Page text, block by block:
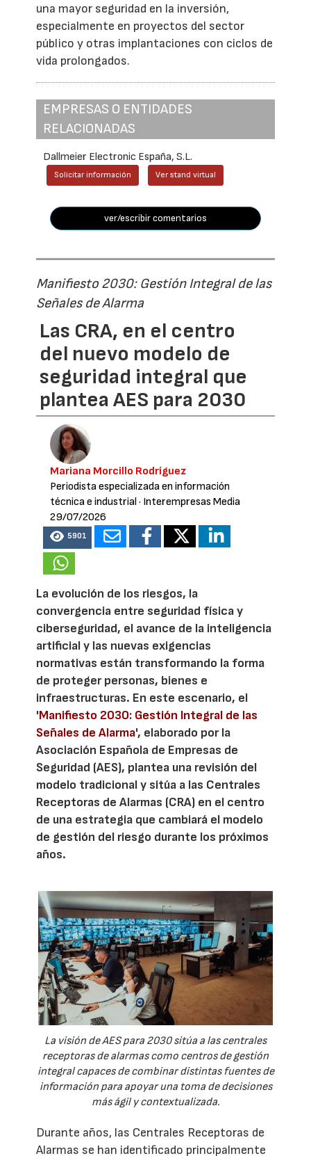
una mayor seguridad en la inversión,
especialmente en proyectos del sector
público y otras implantaciones con ciclos de
vida prolongados.
EMPRESAS O ENTIDADES
RELACIONADAS
Dallmeier Electronic España, S.L.
Solicitar información Ver stand virtual
ver/escribir comentarios
Manifiesto 2030: Gestión Integral de las
Señales de Alarma
Las CRA, en el centro
del nuevo modelo de
seguridad integral que
plantea AES para 2030
Mariana Morcillo Rodríguez
Periodista especializada en información
técnica e industrial· Interempresas Media
29/07/2026
5901
La evolución de los riesgos, la
convergencia entre seguridad física y
ciberseguridad, el avance de la inteligencia
artificial y las nuevas exigencias
normativas están transformando la forma
de proteger personas, bienes e
infraestructuras. En este escenario, el
'Manifiesto 2030: Gestión Integral de las
Señales de Alarma', elaborado por la
Asociación Española de Empresas de
Seguridad (AES), plantea una revisión del
modelo tradicional y sitúa a las Centrales
Receptoras de Alarmas (CRA) en el centro
de una estrategia que cambiará el modelo
de gestión del riesgo durante los próximos
años.
La visión de AES para 2030 sitúa a las centrales
receptoras de alarmas como centros de gestión
integral capaces de combinar distintas fuentes de
información para apoyar una toma de decisiones
más ágil y contextualizada.
Durante años, las Centrales Receptoras de
Alarmas se han identificado principalmente